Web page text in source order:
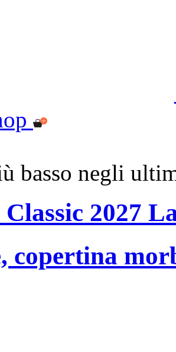
basso negli
2027
copertina